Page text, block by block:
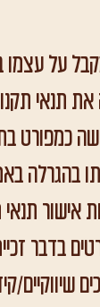
מקבל על
תנאי
כמפורט
בהגרלה
אישור
בדבר
שיווקיים/